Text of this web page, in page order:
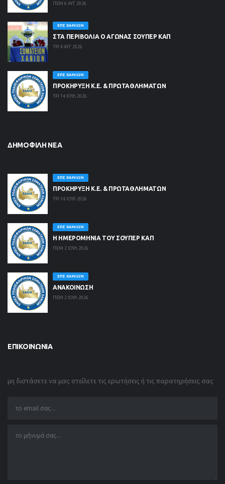
ΠΕΜ 6 ΑΥΓ 2026
ΕΠΣ ΧΑΝΊΩΝ
ΣΤΑ ΠΕΡΙΒΟΛΙΑ Ο ΑΓΩΝΑΣ ΣΟΥΠΕΡ ΚΑΠ
ΤΡΙ 4 ΑΥΓ 2026
ΕΠΣ ΧΑΝΊΩΝ
ΠΡΟΚΗΡΥΞΗ Κ.Ε. & ΠΡΩΤΑΘΛΗΜΑΤΩΝ
ΤΡΙ 14 ΙΟΥΛ 2026
ΔΗΜΟΦΙΛΉ ΝΈΑ
ΕΠΣ ΧΑΝΊΩΝ
ΠΡΟΚΗΡΥΞΗ Κ.Ε. & ΠΡΩΤΑΘΛΗΜΑΤΩΝ
ΤΡΙ 14 ΙΟΥΛ 2026
ΕΠΣ ΧΑΝΊΩΝ
Η ΗΜΕΡΟΜΗΝΙΑ ΤΟΥ ΣΟΥΠΕΡ ΚΑΠ
ΠΕΜ 2 ΙΟΥΛ 2026
ΕΠΣ ΧΑΝΊΩΝ
ΑΝΑΚΟΙΝΩΣΗ
ΠΕΜ 2 ΙΟΥΛ 2026
ΕΠΙΚΟΙΝΩΝΊΑ
μη διστάσετε να μας στείλετε τις ερωτήσεις ή τις παρατηρήσεις σας